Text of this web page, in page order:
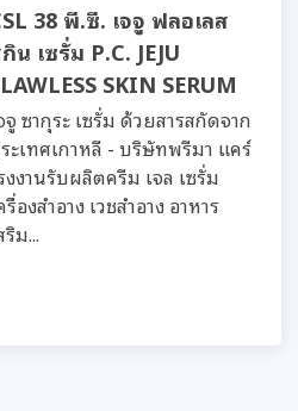
38 พี.ซี. เจจู ฟลอเลส
น เซรั่ม P.C. JEJU
SKIN SERUM
จู ซากุระ เซรั่ม ด้วยสารสกัดจาก
ะเทศเกาหลี - บริษัทพรีมา แคร์
งงานรับผลิตครีม เจล เซรั่ม
รื่องสำอาง เวชสำอาง อาหาร
ริม...